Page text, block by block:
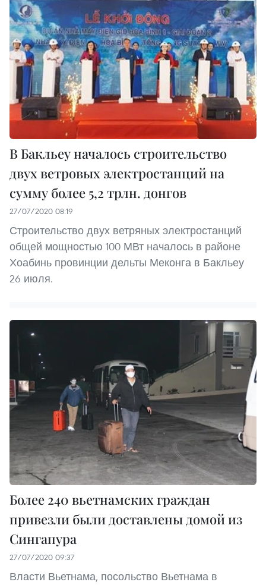
В Бакльеу началось строительство
двух ветровых электростанций на
сумму более 5,2 трлн. донгов
27/07/2020 08:19
Строительство двух ветряных электростанций
общей мощностью 100 МВт началось в районе
Хоабинь провинции дельты Меконга в Бакльеу
26 июля.
Более 240 вьетнамских граждан
привезли были доставлены домой из
Сингапура
27/07/2020 09:37
Власти Вьетнама, посольство Вьетнама в